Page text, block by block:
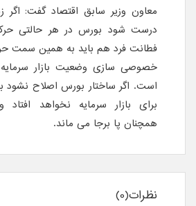
معاون وزیر سابق اقتصاد گفت: اگر
درست شود بورس در هر حالتی
فطانت فرد هم باید به همین سمت
خصوصی سازی وضعیت بازار سرمایه
است. اگر ساختار بورس اصلاح نشود
برای بازار سرمایه نخواهد
همچنان پا برجا می ماند.
نظرات(0)